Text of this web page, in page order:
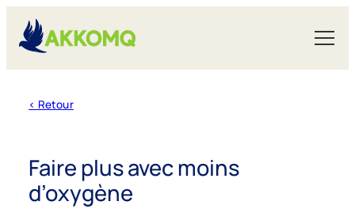
Grand public
< Retour
Faire plus avec moins
d’oxygène